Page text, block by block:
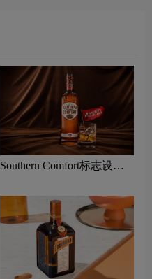
Southern Comfort标志设计